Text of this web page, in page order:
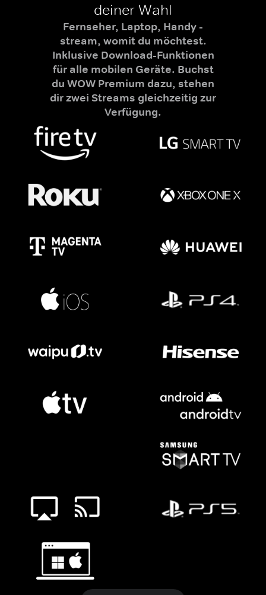
deiner Wahl
Fernseher, Laptop, Handy -
stream, womit du möchtest.
Inklusive Download-Funktionen
für alle mobilen Geräte. Buchst
du WOW Premium dazu, stehen
dir zwei Streams gleichzeitig zur
Verfügung.